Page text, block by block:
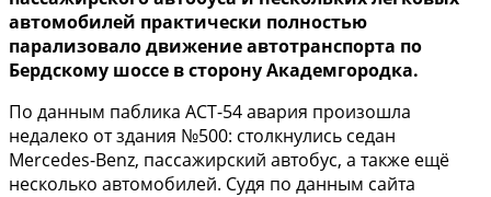
автомобилей практически полностью
парализовало движение автотранспорта по
Бердскому шоссе в сторону Академгородка.
По данным паблика АСТ-54 авария произошла
недалеко от здания №500: столкнулись седан
Mercedes-Benz, пассажирский автобус, а также ещё
несколько автомобилей. Судя по данным сайта